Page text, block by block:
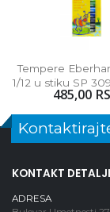
Tempere
1/12 u stiku SP
485,00
KONTAKT DETALJI
ADRESA